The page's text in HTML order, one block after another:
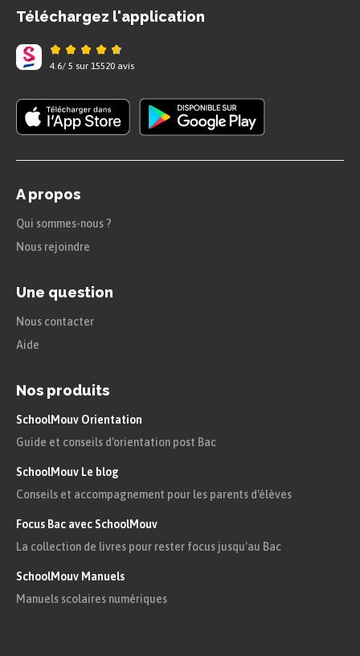
Téléchargez l'application
4.6/ 5 sur 15520 avis
A propos
Qui sommes-nous ?
Nous rejoindre
Une question
Nous contacter
Aide
Nos produits
SchoolMouv Orientation
Guide et conseils d'orientation post Bac
SchoolMouv Le blog
Conseils et accompagnement pour les parents d'élèves
Focus Bac avec SchoolMouv
La collection de livres pour rester focus jusqu'au Bac
SchoolMouv Manuels
Manuels scolaires numériques